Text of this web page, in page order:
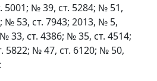
5001; № 39, ст. 5284; № 51,
№ 53, ст. 7943; 2013, № 5,
33, ст. 4386; № 35, ст. 4514;
5822; № 47, ст. 6120; № 50,